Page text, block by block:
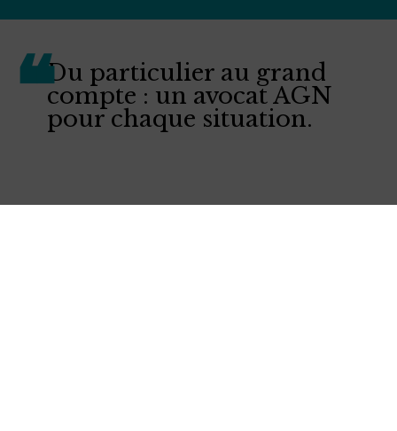
Du particulier au grand
compte : un avocat AGN
pour chaque situation.